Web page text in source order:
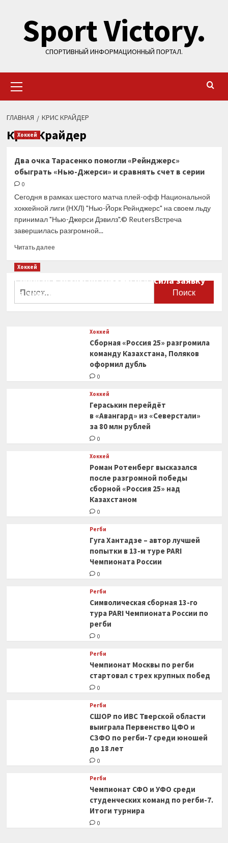
содержимому
Sport Victory.
СПОРТИВНЫЙ ИНФОРМАЦИОННЫЙ ПОРТАЛ.
меню
ГЛАВНАЯ КРИС КРАЙДЕР
Крис Крайдер
Хоккей
Два очка Тарасенко помогли «Рейнджерс»
обыграть «Нью-Джерси» и сравнять счет в серии
0
Сегодня в рамках шестого матча плей-офф Национальной
хоккейной лиги (НХЛ) "Нью-Йорк Рейнджерс" на своем льду
принимал "Нью-Джерси Дэвилз".© ReutersВстреча
завершилась разгромной...
Читать далееПрочитать
помогли
Хоккей
Сборная Канады по хоккею огласила заявку
на чемпионат мира
Хоккей
Сборная «Россия 25» разгромила
команду Казахстана, Поляков
оформил дубль
0
Хоккей
Гераськин перейдёт
в «Авангард» из «Северстали»
за 80 млн рублей
0
Хоккей
Роман Ротенберг высказался
после разгромной победы
сборной «Россия 25» над
Казахстаном
0
Регби
Гуга Хантадзе – автор лучшей
попытки в 13-м туре PARI
Чемпионата России
0
Регби
Символическая сборная 13-го
тура PARI Чемпионата России по
регби
0
Регби
Чемпионат Москвы по регби
стартовал с трех крупных побед
0
Регби
СШОР по ИВС Тверской области
выиграла Первенство ЦФО и
СЗФО по регби-7 среди юношей
до 18 лет
0
Регби
Чемпионат СФО и УФО среди
студенческих команд по регби-7.
Итоги турнира
0